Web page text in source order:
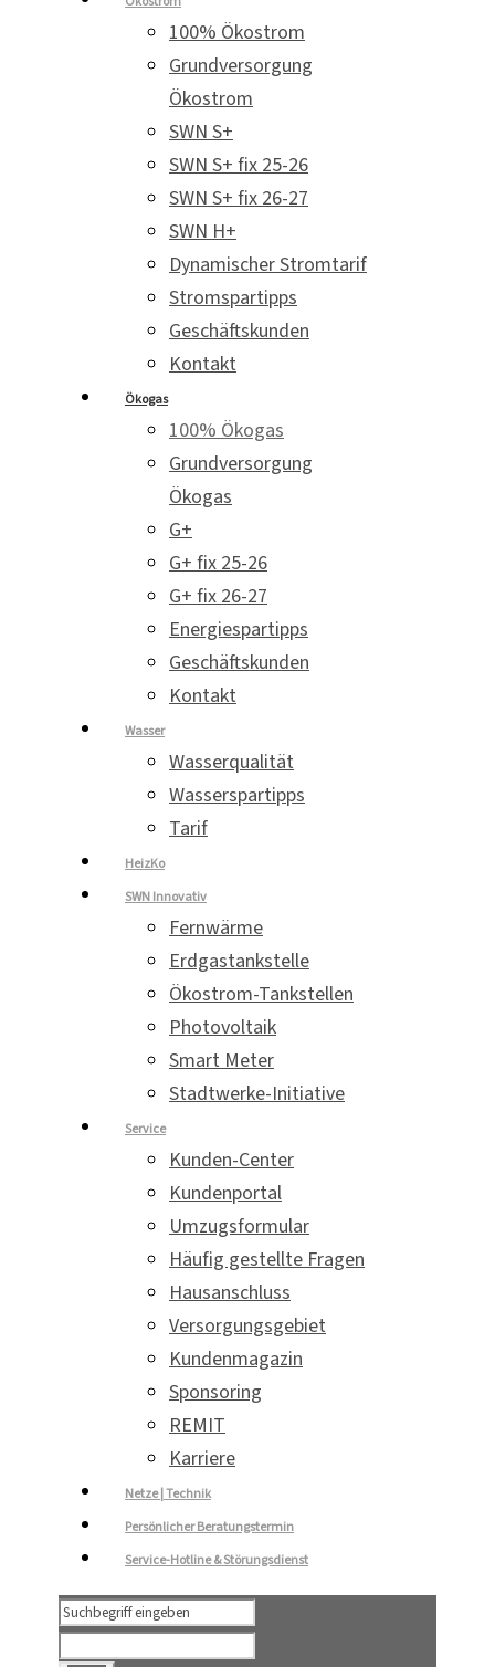
100% Ökostrom
Grundversorgung
Ökostrom
SWN S+
SWN S+ fix 25-26
SWN S+ fix 26-27
SWN H+
Dynamischer Stromtarif
Stromspartipps
Geschäftskunden
Kontakt
Ökogas
100% Ökogas
Grundversorgung
Ökogas
G+
G+ fix 25-26
G+ fix 26-27
Energiespartipps
Geschäftskunden
Kontakt
Wasser
Wasserqualität
Wasserspartipps
Tarif
HeizKo
SWN Innovativ
Fernwärme
Erdgastankstelle
Ökostrom-Tankstellen
Photovoltaik
Smart Meter
Stadtwerke-Initiative
Service
Kunden-Center
Kundenportal
Umzugsformular
Häufig gestellte Fragen
Hausanschluss
Versorgungsgebiet
Kundenmagazin
Sponsoring
REMIT
Karriere
Netze | Technik
Persönlicher Beratungstermin
Service-Hotline & Störungsdienst